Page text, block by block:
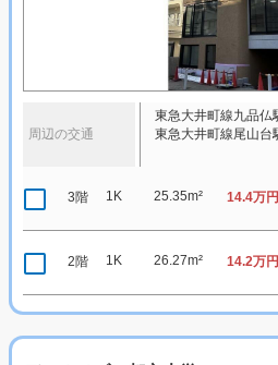
周辺の交通
東急大井町線九品仏
東急大井町線尾山台
3階 1K 25.35m² 14.4万円
2階 1K 26.27m² 14.2万円